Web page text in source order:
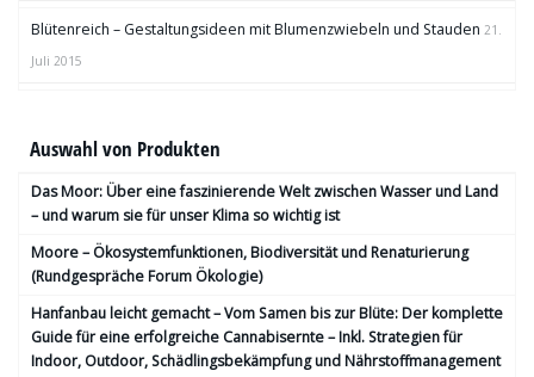
Blütenreich – Gestaltungsideen mit Blumenzwiebeln und Stauden 21.
Juli 2015
Auswahl von Produkten
Das Moor: Über eine faszinierende Welt zwischen Wasser und Land
– und warum sie für unser Klima so wichtig ist
Moore – Ökosystemfunktionen, Bio­diversität und Renaturierung
(Rundgespräche Forum Ökologie)
Hanfanbau leicht gemacht – Vom Samen bis zur Blüte: Der komplette
Guide für eine erfolgreiche Cannabisernte – Inkl. Strategien für
Indoor, Outdoor, Schädlingsbekämpfung und Nährstoffmanagement